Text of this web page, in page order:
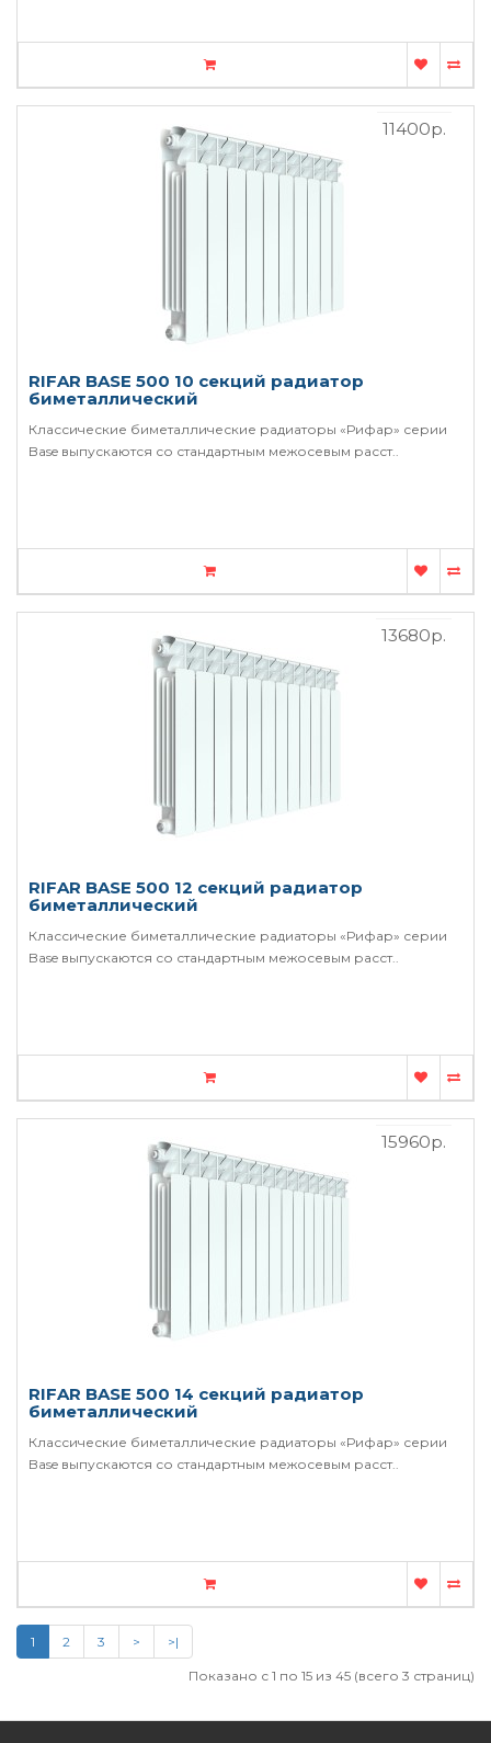
RIFAR BASE 500 10 секций радиатор
биметаллический
Классические биметаллические радиаторы «Рифар» серии
Base выпускаются со стандартным межосевым расст..
11400р.
RIFAR BASE 500 12 секций радиатор
биметаллический
Классические биметаллические радиаторы «Рифар» серии
Base выпускаются со стандартным межосевым расст..
13680р.
RIFAR BASE 500 14 секций радиатор
биметаллический
Классические биметаллические радиаторы «Рифар» серии
Base выпускаются со стандартным межосевым расст..
15960р.
1 2 3 > >|
Показано с 1 по 15 из 45 (всего 3 страниц)